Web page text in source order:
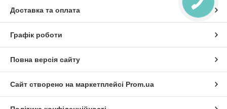
Доставка та оплата
Графік роботи
Повна версія сайту
Сайт створено на маркетплейсі Prom.ua